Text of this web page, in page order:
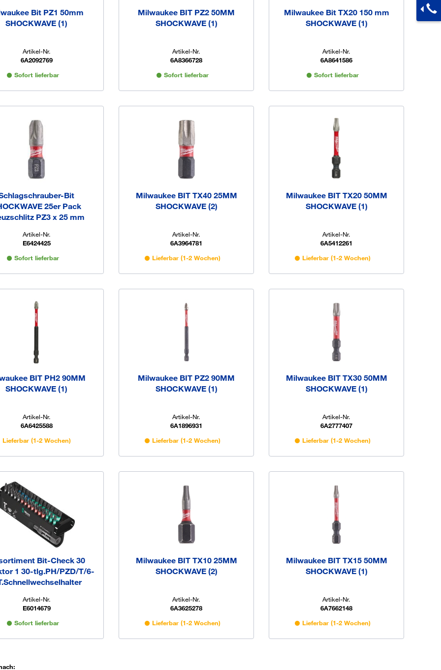
Bit PZ1 50mm
SHOCKWAVE (1)
Artikel-Nr.
6A2092769
Sofort lieferbar
Milwaukee BIT PZ2 50MM
SHOCKWAVE (1)
Artikel-Nr.
6A8366728
Sofort lieferbar
Milwaukee Bit TX20 150 mm
SHOCKWAVE (1)
Artikel-Nr.
6A8641586
Sofort lieferbar
Bit
25er Pack
PZ3 x 25 mm
Artikel-Nr.
E6424425
Sofort lieferbar
Milwaukee BIT TX40 25MM
SHOCKWAVE (2)
Artikel-Nr.
6A3964781
Lieferbar (1-2 Wochen)
Milwaukee BIT TX20 50MM
SHOCKWAVE (1)
Artikel-Nr.
6A5412261
Lieferbar (1-2 Wochen)
BIT PH2 90MM
SHOCKWAVE (1)
Artikel-Nr.
6A6425588
Lieferbar (1-2 Wochen)
Milwaukee BIT PZ2 90MM
SHOCKWAVE (1)
Artikel-Nr.
6A1896931
Lieferbar (1-2 Wochen)
Milwaukee BIT TX30 50MM
SHOCKWAVE (1)
Artikel-Nr.
6A2777407
Lieferbar (1-2 Wochen)
Bit-Check 30
1 30-tlg.PH/PZD/T/6-
Artikel-Nr.
E6014679
Sofort lieferbar
Milwaukee BIT TX10 25MM
SHOCKWAVE (2)
Artikel-Nr.
6A3625278
Lieferbar (1-2 Wochen)
Milwaukee BIT TX15 50MM
SHOCKWAVE (1)
Artikel-Nr.
6A7662148
Lieferbar (1-2 Wochen)